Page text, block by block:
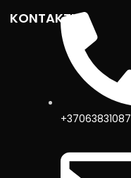
KONTAKTI
+37063831087